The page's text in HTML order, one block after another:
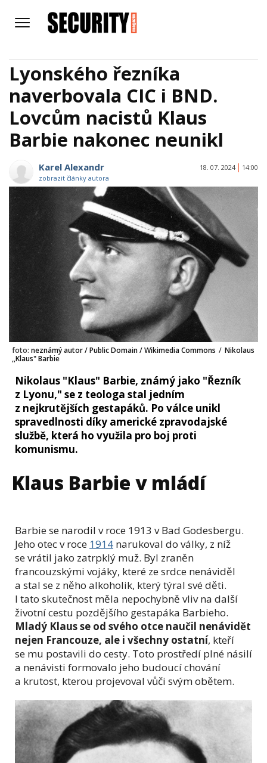
Lyonského řezníka
naverbovala CIC i BND.
Lovcům nacistů Klaus
Barbie nakonec neunikl
Karel Alexandr
zobrazit články autora
18. 07. 2024 14:00
foto: neznámý autor / Public Domain / Wikimedia Commons / Nikolaus
,,Klaus" Barbie
Nikolaus "Klaus" Barbie, známý jako "Řezník
z Lyonu," se z teologa stal jedním
z nejkrutějších gestapáků. Po válce unikl
spravedlnosti díky americké zpravodajské
službě, která ho využila pro boj proti
komunismu.
Klaus Barbie v mládí
Barbie se narodil v roce 1913 v Bad Godesbergu.
Jeho otec v roce 1914 narukoval do války, z níž
se vrátil jako zatrpklý muž. Byl zraněn
francouzskými vojáky, které ze srdce nenáviděl
a stal se z něho alkoholik, který týral své děti.
I tato skutečnost měla nepochybně vliv na další
životní cestu pozdějšího gestapáka Barbieho.
Mladý Klaus se od svého otce naučil nenávidět
nejen Francouze, ale i všechny ostatní, kteří
se mu postavili do cesty. Toto prostředí plné násilí
a nenávisti formovalo jeho budoucí chování
a krutost, kterou projevoval vůči svým obětem.